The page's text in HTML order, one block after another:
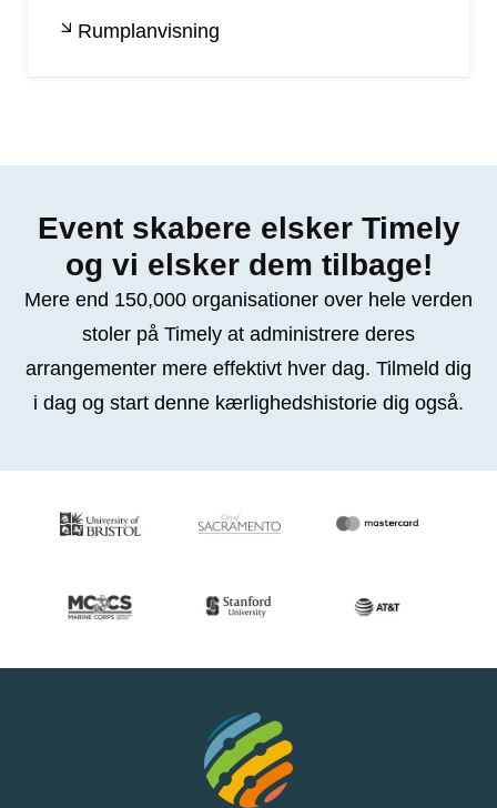
Rumplanvisning
Event skabere elsker Timely
og vi elsker dem tilbage!
Mere end 150,000 organisationer over hele verden
stoler på Timely at administrere deres
arrangementer mere effektivt hver dag. Tilmeld dig
i dag og start denne kærlighedshistorie dig også.